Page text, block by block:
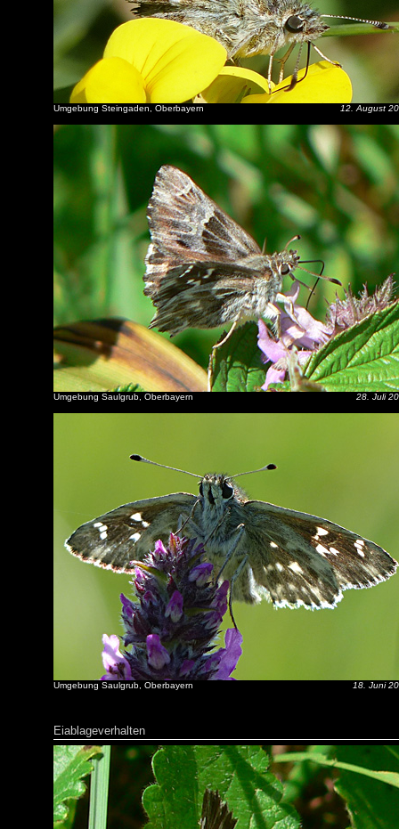
Umgebung Steingaden, Oberbayern 12. August
Umgebung Saulgrub, Oberbayern 28. Juli
Umgebung Saulgrub, Oberbayern 18. Juni
Eiablageverhalten